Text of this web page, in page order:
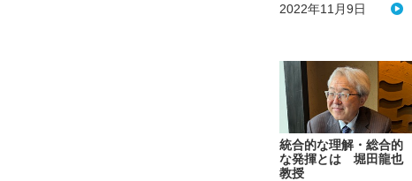
2022年11月9日
統合的な理解・総合的
な発揮とは 堀田龍也
教授